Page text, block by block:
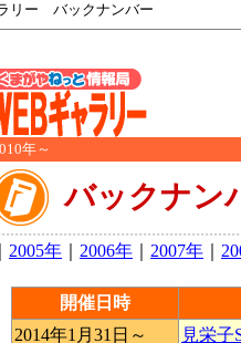
リー バックナンバー
年～
バックナン
2005年 2006年 2007年
開催日時
2014年1月31日～
見栄子